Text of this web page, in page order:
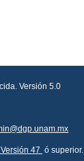
Versión 5.0
47 ó superior.